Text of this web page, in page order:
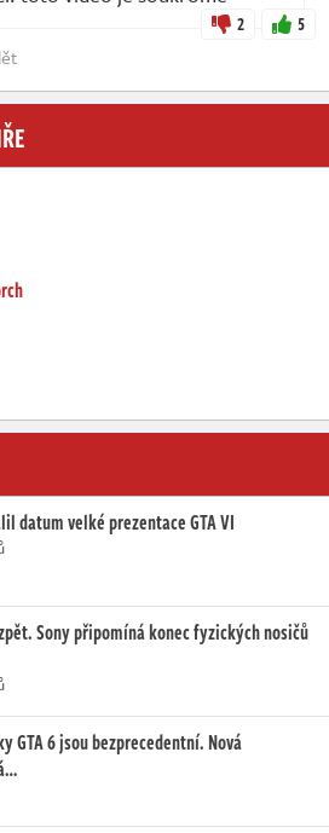
2 5
datum velké prezentace GTA VI
Sony připomíná konec fyzických nosičů
GTA 6 jsou bezprecedentní. Nová